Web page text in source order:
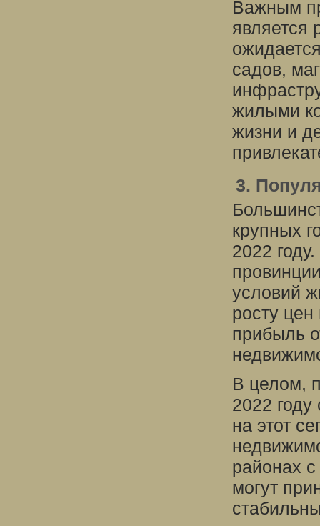
Важным
является
садов,
жилыми
жизни и
3.
крупных
2022
условий
росту цен
прибыль
В целом,
2022 году
на этот
районах
могут